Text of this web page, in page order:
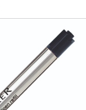
조터